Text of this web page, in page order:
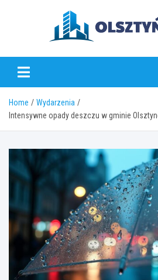
Home
Wydarzenia
Intensywne opady deszczu w gminie